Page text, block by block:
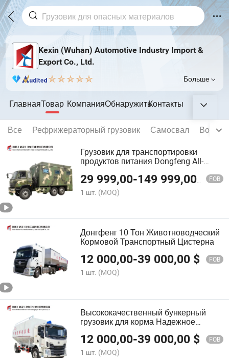
Kexin (Wuhan) Automotive Industry Import &
Export Co., Ltd.
Больше
ГлавнаяТовар КомпанияОбнаружитьКонтакты
Все Рефрижераторный грузовик Самосвал
Грузовик для транспортировки
продуктов питания Dongfeng All-
районов
29 999,00-149 999,00$ FOB
1 шт. (MOQ)
Донгфенг 10 Тон Животноводческий
Кормовой Транспортный Цистерна
12 000,00-39 000,00 $ FOB
1 шт. (MOQ)
Высококачественный бункерный
грузовик для корма Надежное
перевозки кормов для скота
12 000,00-39 000,00 $ FOB
1 шт. (MOQ)